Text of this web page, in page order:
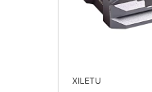
XILETU